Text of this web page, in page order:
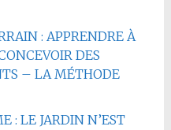
: APPRENDRE À
DES
– LA MÉTHODE
: LE JARDIN N’EST